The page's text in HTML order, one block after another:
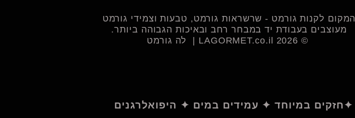
המקום לקנות גורמט - שרשראות גורמט, טבעות וצמידי גורמט
מעוצבים בעבודת יד במבחר רחב ובאיכות הגבוהה ביותר.​
© 2026 LAGORMET.co.il | לה גורמט
חזקים במיוחד ✦ עמידים במים ✦ היפואלרגנים✦